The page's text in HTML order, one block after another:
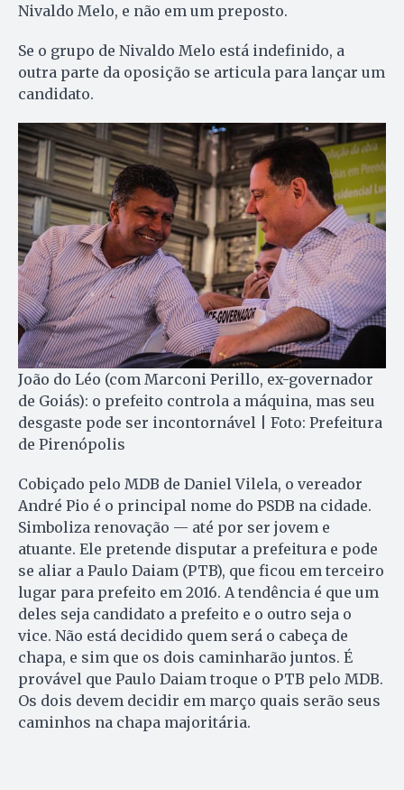
Nivaldo Melo, e não em um preposto.
Se o grupo de Nivaldo Melo está indefinido, a
outra parte da oposição se articula para lançar um
candidato.
João do Léo (com Marconi Perillo, ex-governador
de Goiás): o prefeito controla a máquina, mas seu
desgaste pode ser incontornável | Foto: Prefeitura
de Pirenópolis
Cobiçado pelo MDB de Daniel Vilela, o vereador
André Pio é o principal nome do PSDB na cidade.
Simboliza renovação — até por ser jovem e
atuante. Ele pretende disputar a prefeitura e pode
se aliar a Paulo Daiam (PTB), que ficou em terceiro
lugar para prefeito em 2016. A tendência é que um
deles seja candidato a prefeito e o outro seja o
vice. Não está decidido quem será o cabeça de
chapa, e sim que os dois caminharão juntos. É
provável que Paulo Daiam troque o PTB pelo MDB.
Os dois devem decidir em março quais serão seus
caminhos na chapa majoritária.